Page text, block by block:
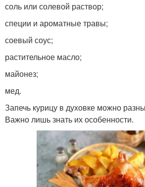
соль или солевой раствор;
специи и ароматные травы;
соевый соус;
растительное масло;
майонез;
мед.
Запечь курицу в духовке можно
Важно лишь знать их особенности.